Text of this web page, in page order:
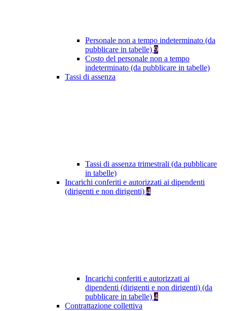
Personale non a tempo indeterminato (da
pubblicare in tabelle) 9
Costo del personale non a tempo
indeterminato (da pubblicare in tabelle)
Tassi di assenza
Tassi di assenza trimestrali (da pubblicare
in tabelle)
Incarichi conferiti e autorizzati ai dipendenti
(dirigenti e non dirigenti) 4
Incarichi conferiti e autorizzati ai
dipendenti (dirigenti e non dirigenti) (da
pubblicare in tabelle) 4
Contrattazione collettiva